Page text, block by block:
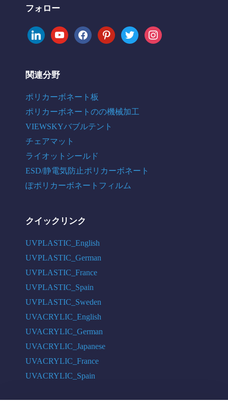
フォロー
linkedinyoutubefacebookpinteresttwitter instagram
関連分野
ポリカーボネート板
ポリカーボネートのの機械加工
VIEWSKYバブルテント
チェアマット
ライオットシールド
ESD/静電気防止ポリカーボネート
ぽポリカーボネートフィルム
クイックリンク
UVPLASTIC_English
UVPLASTIC_German
UVPLASTIC_France
UVPLASTIC_Spain
UVPLASTIC_Sweden
UVACRYLIC_English
UVACRYLIC_German
UVACRYLIC_Japanese
UVACRYLIC_France
UVACRYLIC_Spain